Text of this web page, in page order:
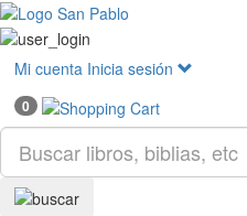
Mi cuenta Inicia sesión
0